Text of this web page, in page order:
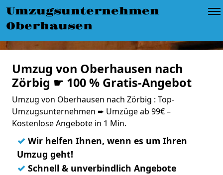
Umzugsunternehmen
Oberhausen
Umzug von Oberhausen nach
Zörbig ☛ 100 % Gratis-Angebot
Umzug von Oberhausen nach Zörbig : Top-
Umzugsunternehmen ➨ Umzüge ab 99€ –
Kostenlose Angebote in 1 Min.
✓ Wir helfen Ihnen, wenn es um Ihren
Umzug geht!
✓ Schnell & unverbindlich Angebote